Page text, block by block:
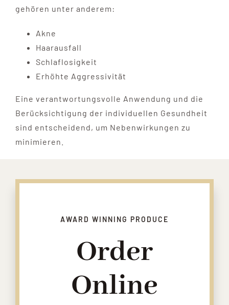
gehören unter anderem:
Akne
Haarausfall
Schlaflosigkeit
Erhöhte Aggressivität
Eine verantwortungsvolle Anwendung und die
Berücksichtigung der individuellen Gesundheit
sind entscheidend, um Nebenwirkungen zu
minimieren.
AWARD WINNING PRODUCE
Order
Online